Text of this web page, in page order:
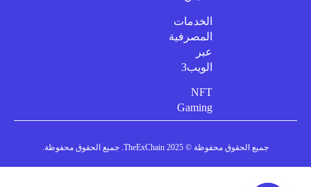
الخدمات
المصرفية
عبر
الويب3
NFT
Gaming
جميع الحقوق محفوظة © 2025 TheExChain. جميع الحقوق محفوظة.